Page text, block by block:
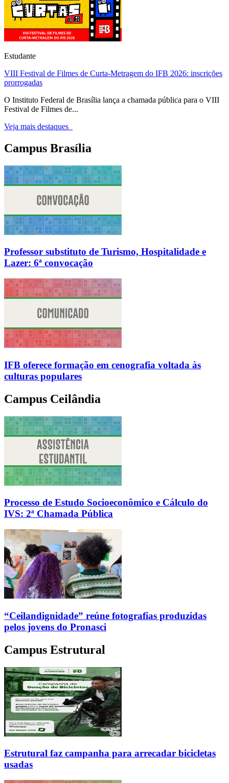
Estudante
VIII Festival de Filmes de Curta-Metragem do IFB 2026: inscrições
prorrogadas
O Instituto Federal de Brasília lança a chamada pública para o VIII
Festival de Filmes de...
Veja mais destaques
Campus Brasília
Professor substituto de Turismo, Hospitalidade e
Lazer: 6ª convocação
IFB oferece formação em cenografia voltada às
culturas populares
Campus Ceilândia
Processo de Estudo Socioeconômico e Cálculo do
IVS: 2ª Chamada Pública
“Ceilandignidade” reúne fotografias produzidas
pelos jovens do Pronasci
Campus Estrutural
Estrutural faz campanha para arrecadar bicicletas
usadas